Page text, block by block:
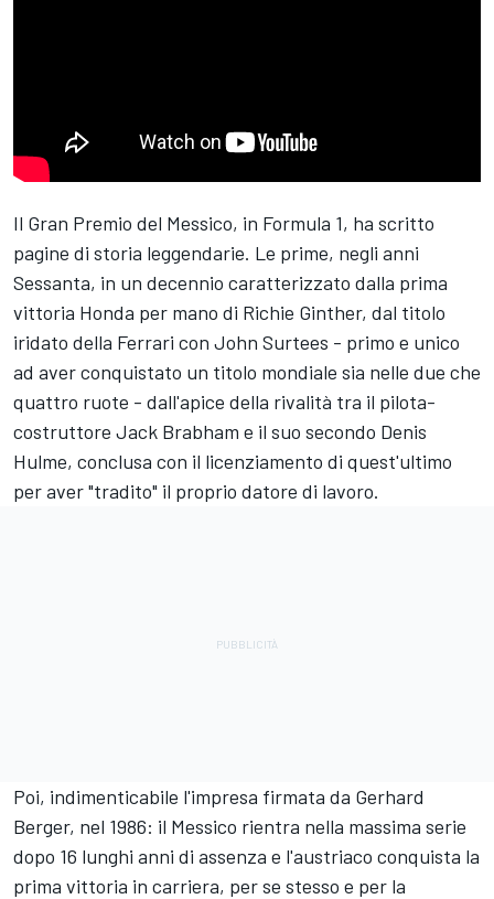
Il Gran Premio del Messico, in Formula 1, ha scritto
pagine di storia leggendarie. Le prime, negli anni
Sessanta, in un decennio caratterizzato dalla prima
vittoria Honda per mano di Richie Ginther, dal titolo
iridato della Ferrari con John Surtees - primo e unico
ad aver conquistato un titolo mondiale sia nelle due che
quattro ruote - dall'apice della rivalità tra il pilota-
costruttore Jack Brabham e il suo secondo Denis
Hulme, conclusa con il licenziamento di quest'ultimo
per aver "tradito" il proprio datore di lavoro.
Poi, indimenticabile l'impresa firmata da Gerhard
Berger, nel 1986: il Messico rientra nella massima serie
dopo 16 lunghi anni di assenza e l'austriaco conquista la
prima vittoria in carriera, per se stesso e per la